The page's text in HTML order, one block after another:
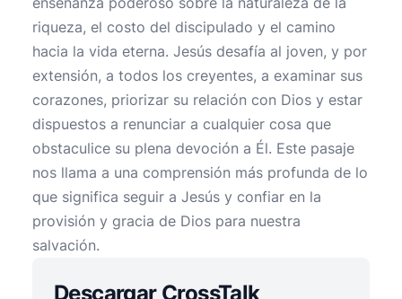
riqueza, el costo del discipulado y el camino
hacia la vida eterna. Jesús desafía al joven, y por
extensión, a todos los creyentes, a examinar sus
corazones, priorizar su relación con Dios y estar
dispuestos a renunciar a cualquier cosa que
obstaculice su plena devoción a Él. Este pasaje
nos llama a una comprensión más profunda de lo
que significa seguir a Jesús y confiar en la
provisión y gracia de Dios para nuestra
salvación.
Descargar CrossTalk